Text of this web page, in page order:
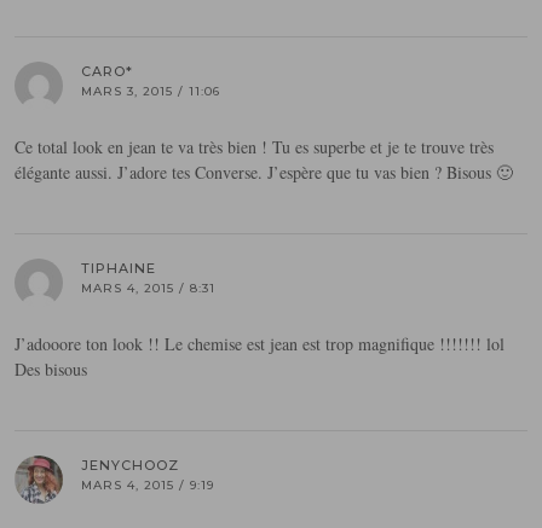
CARO*
MARS 3, 2015 / 11:06
Ce total look en jean te va très bien ! Tu es superbe et je te trouve très
élégante aussi. J’adore tes Converse. J’espère que tu vas bien ? Bisous 🙂
TIPHAINE
MARS 4, 2015 / 8:31
J’adooore ton look !! Le chemise est jean est trop magnifique !!!!!!! lol
Des bisous
JENYCHOOZ
MARS 4, 2015 / 9:19